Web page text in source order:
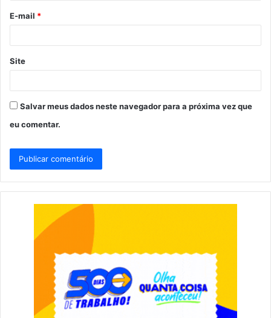
*
E-mail *
Site
Salvar meus dados neste navegador para a próxima vez que
eu comentar.